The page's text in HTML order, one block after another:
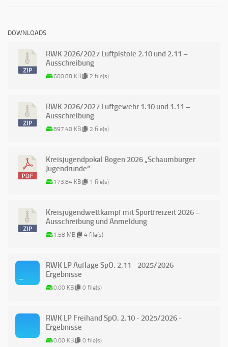
DOWNLOADS
RWK 2026/2027 Luftpistole 2.10 und 2.11 –
Ausschreibung
600.88 KB 2 file(s)
RWK 2026/2027 Luftgewehr 1.10 und 1.11 –
Ausschreibung
897.40 KB 2 file(s)
Kreisjugendpokal Bogen 2026 „Schaumburger
Jugendrunde“
173.84 KB 1 file(s)
Kreisjugendwettkampf mit Sportfreizeit 2026 –
Ausschreibung und Anmeldung
1.58 MB 4 file(s)
RWK LP Auflage SpO. 2.11 - 2025/2026 -
Ergebnisse
0.00 KB 0 file(s)
RWK LP Freihand SpO. 2.10 - 2025/2026 -
Ergebnisse
0.00 KB 0 file(s)